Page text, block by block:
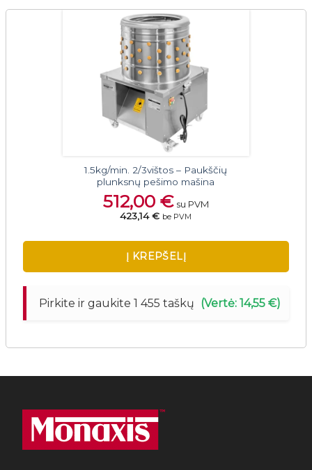
1.5kg/min. 2/3vištos – Paukščių
plunksnų pešimo mašina
512,00 € su PVM
423,14 € be PVM
Į KREPŠELĮ
Pirkite ir gaukite 1 455 taškų (Vertė: 14,55 €)